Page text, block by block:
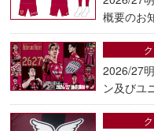
概要のお
2026/27
ン及びユ